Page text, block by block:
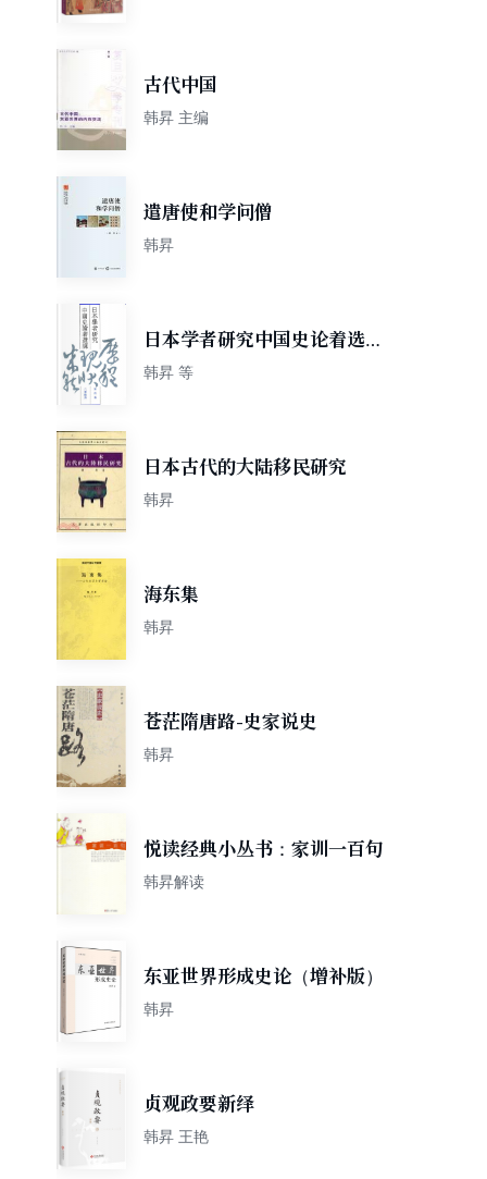
古代中国
韩昇 主编
遣唐使和学问僧
韩昇
日本学者研究中国史论着选译
第四卷 六朝隋唐
韩昇 等
日本古代的大陆移民研究
韩昇
海东集
韩昇
苍茫隋唐路-史家说史
韩昇
悦读经典小丛书：家训一百句
韩昇解读
东亚世界形成史论（增补版）
韩昇
贞观政要新绎
韩昇 王艳